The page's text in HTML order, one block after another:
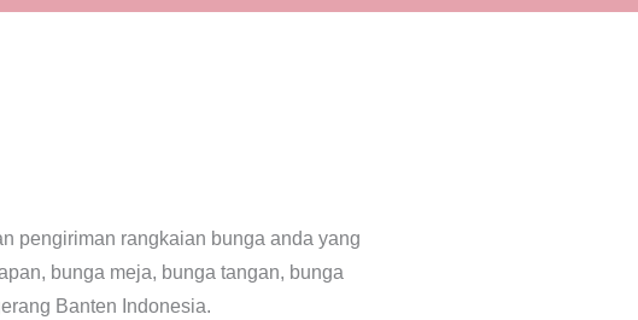
pengiriman rangkaian bunga anda yang
bunga meja, bunga tangan, bunga
Banten Indonesia.